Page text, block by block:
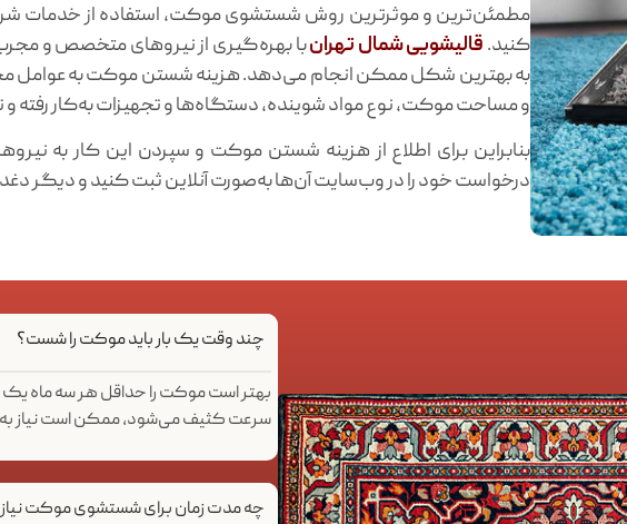
مطمئن‌ترین و موثرترین روش شستشوی موکت، استفاده از خدمات
کنید. قالیشویی شمال تهرانبا بهره‌گیری از نیروهای متخصص و
به بهترین شکل ممکن انجام می‌دهد. هزینه شستن موکت به عوامل
و مساحت موکت، نوع مواد شوینده، دستگاه‌ها و تجهیزات به‌کار
بنابراین برای اطلاع از هزینه شستن موکت و سپردن این کار به
درخواست خود را در وب‌سایت آن‌ها به‌صورت آنلاین ثبت کنید و دیگر
چند وقت یک بار باید موکت را شست؟
بهتر است موکت را حداقل هر سه ماه یک
سرعت کثیف می‌شود، ممکن است نیاز
چه مدت زمان برای شستشوی موکت